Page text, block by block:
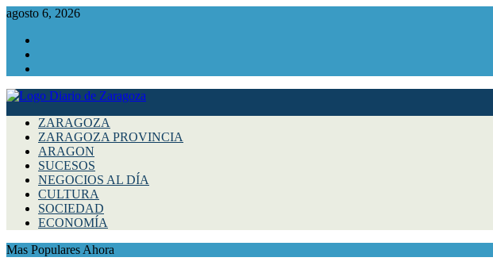
agosto 6, 2026
ZARAGOZA
ZARAGOZA PROVINCIA
ARAGON
SUCESOS
NEGOCIOS AL DÍA
CULTURA
SOCIEDAD
ECONOMÍA
Mas Populares Ahora